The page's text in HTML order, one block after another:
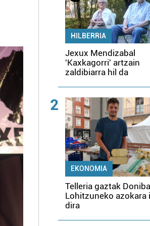
HILBERRIA
Jexux Mendizabal
'Kaxkagorri' artzain
zaldibiarra hil da
2
EKONOMIA
Telleria gaztak
Lohitzuneko azokara
dira